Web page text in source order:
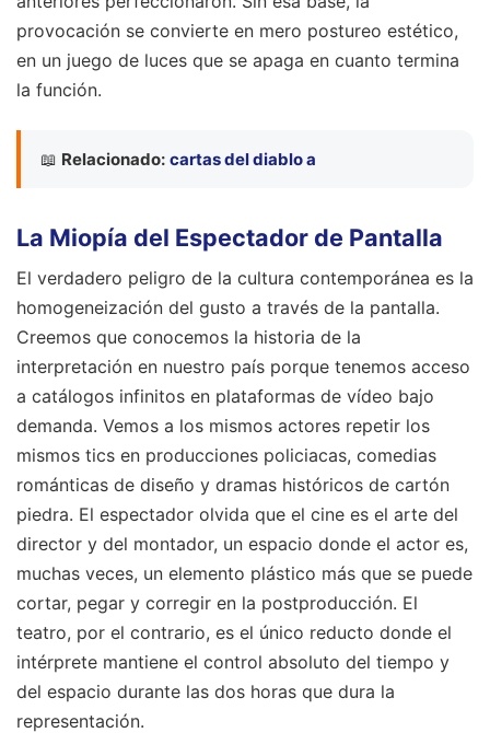
provocación se convierte en mero postureo estético,
en un juego de luces que se apaga en cuanto termina
la función.
📖 Relacionado: cartas del diablo a
La Miopía del Espectador de Pantalla
El verdadero peligro de la cultura contemporánea es la
homogeneización del gusto a través de la pantalla.
Creemos que conocemos la historia de la
interpretación en nuestro país porque tenemos acceso
a catálogos infinitos en plataformas de vídeo bajo
demanda. Vemos a los mismos actores repetir los
mismos tics en producciones policiacas, comedias
románticas de diseño y dramas históricos de cartón
piedra. El espectador olvida que el cine es el arte del
director y del montador, un espacio donde el actor es,
muchas veces, un elemento plástico más que se puede
cortar, pegar y corregir en la postproducción. El
teatro, por el contrario, es el único reducto donde el
intérprete mantiene el control absoluto del tiempo y
del espacio durante las dos horas que dura la
representación.